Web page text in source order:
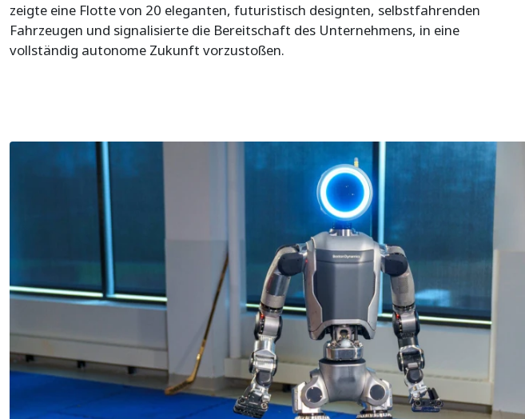
zeigte eine Flotte von 20 eleganten, futuristisch designten, selbstfahrenden
Fahrzeugen und signalisierte die Bereitschaft des Unternehmens, in eine
vollständig autonome Zukunft vorzustoßen.